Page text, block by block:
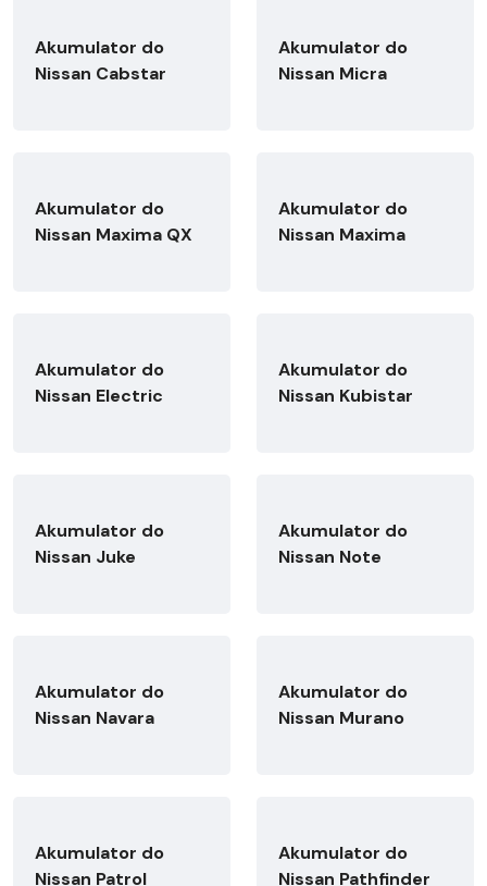
Akumulator do
Nissan Cabstar
Akumulator do
Nissan Micra
Akumulator do
Nissan Maxima QX
Akumulator do
Nissan Maxima
Akumulator do
Nissan Electric
Akumulator do
Nissan Kubistar
Akumulator do
Nissan Juke
Akumulator do
Nissan Note
Akumulator do
Nissan Navara
Akumulator do
Nissan Murano
Akumulator do
Nissan Patrol
Akumulator do
Nissan Pathfinder